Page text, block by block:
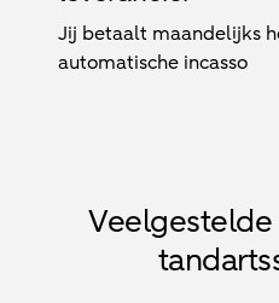
Jij betaalt maandelijks
automatische incasso